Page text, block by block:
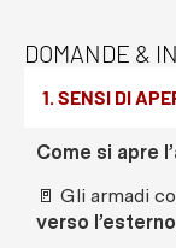
DOMANDE &
1. SENSI DI
Come si apre
🚪 Gli armadi
verso l’esterno